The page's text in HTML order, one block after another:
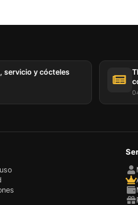
servicio y cócteles